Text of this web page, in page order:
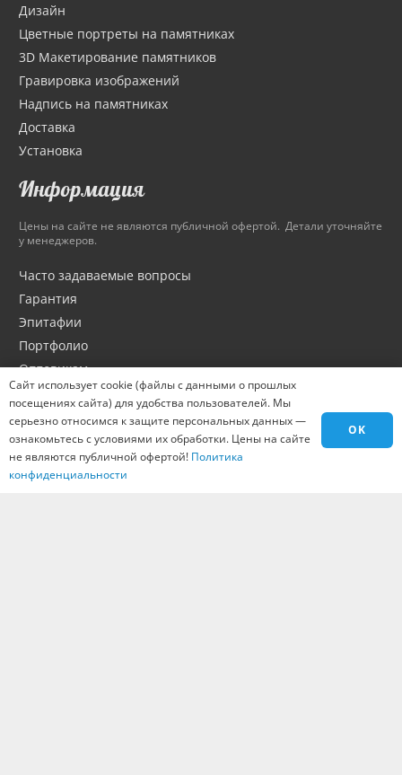
Дизайн
Цветные портреты на памятниках
3D Макетирование памятников
Гравировка изображений
Надпись на памятниках
Доставка
Установка
Информация
Цены на сайте не являются публичной офертой. Детали уточняйте
у менеджеров.
Часто задаваемые вопросы
Гарантия
Эпитафии
Портфолио
Оптовикам
Материалы
Города
Контакты
Вакансии
Сайт использует cookie (файлы с данными о прошлых
посещениях сайта) для удобства пользователей. Мы
серьезно относимся к защите персональных данных —
ознакомьтесь с условиями их обработки. Цены на сайте
не являются публичной офертой! Политика
конфиденциальности
OK